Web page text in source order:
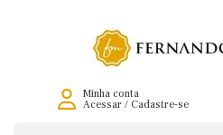
Minha conta
Acessar/ Cadastre-se